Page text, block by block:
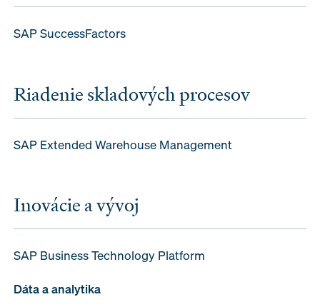
SAP SuccessFactors
Riadenie skladových procesov
SAP Extended Warehouse Management
Inovácie a vývoj
SAP Business Technology Platform
Dáta a analytika